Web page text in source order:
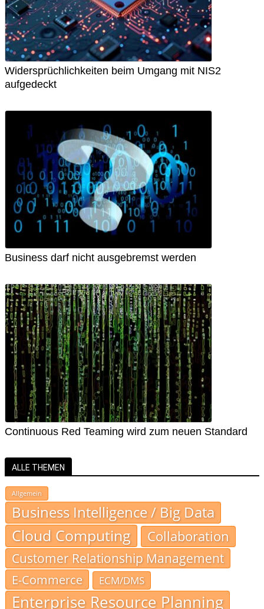
Widersprüchlichkeiten beim Umgang mit NIS2
aufgedeckt
Business darf nicht ausgebremst werden
Continuous Red Teaming wird zum neuen Standard
ALLE THEMEN
Allgemein
Business Intelligence / Big Data
Cloud Computing Collaboration
Customer Relationship Management
E-Commerce
ECM/DMS
Enterprise Resource Planning